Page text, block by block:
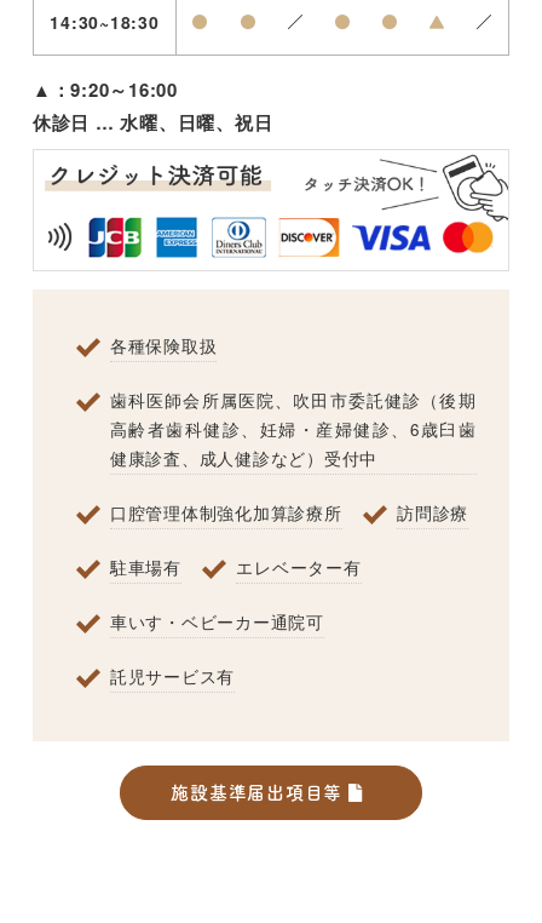
14:30~18:30 ● ● ／ ● ● ▲ ／
▲：9:20～16:00
休診日 … 水曜、日曜、祝日
各種保険取扱
歯科医師会所属医院、吹田市委託健診（後期
高齢者歯科健診、妊婦・産婦健診、6歳臼歯
健康診査、成人健診など）受付中
口腔管理体制強化加算診療所 訪問診療
駐車場有 エレベーター有
車いす・ベビーカー通院可
託児サービス有
施設基準届出項目等